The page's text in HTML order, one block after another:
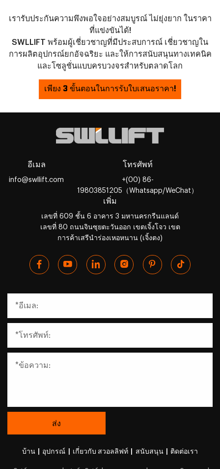
เรารับประกันความพึงพอใจอย่างสมบูรณ์ ไม่ยุ่งยาก ในราคา
ที่แข่งขันได้!
SWLLIFT พร้อมผู้เชี่ยวชาญที่มีประสบการณ์ เชี่ยวชาญใน
การผลิตอุปกรณ์ยกอัจฉริยะ และให้การสนับสนุนทางเทคนิค
และโซลูชั่นแบบครบวงจรสำหรับตลาดโลก
เพียง 3 ขั้นตอนในการรับใบเสนอราคา!
อีเมล
info@swllift.com
โทรศัพท์
+(00) 86-
19803851205（Whatsapp/WeChat）
เพิ่ม
เลขที่ 609 ชั้น 6 อาคาร 3 มหานครกรีนแลนด์
เลขที่ 80 ถนนจินซุยตะวันออก เขตเจิ้งโจว เขต
การค้าเสรีนำร่องเหอหนาน (เจิ้งตง)
บ้าน อุปกรณ์ เกี่ยวกับ สวอลลิฟท์ สนับสนุน ติดต่อเรา